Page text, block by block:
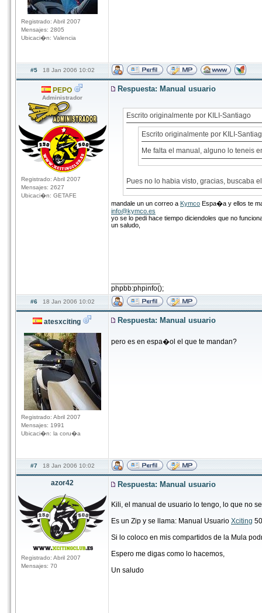
Registrado: Abril 2007
Mensajes: 2805
Ubicaci�n: Valencia
#5 18 Jan 2006 10:02
PEPO
Administrador
Registrado: Abril 2007
Mensajes: 2627
Ubicaci�n: GETAFE
Respuesta: Manual usuario
Escrito originalmente por KILI-Santiago
Escrito originalmente por KILI-
Me falta el manual, alguno lo
Pues no lo habia visto, gracias, buscaba
mandale un un correo a Kymco Espa�a y ellos te
info@kymco.es
yo se lo pedi hace tiempo diciendoles que no
un saludo,
phpbb:phpinfo();
#6 18 Jan 2006 10:02
atesxciting
Registrado: Abril 2007
Mensajes: 1991
Ubicaci�n: la coru�a
Respuesta: Manual usuario
pero es en espa�ol el que te mandan?
#7 18 Jan 2006 10:02
azor42
Registrado: Abril 2007
Mensajes: 70
Respuesta: Manual usuario
Kili, el manual de usuario lo tengo, lo que no
Es un Zip y se llama: Manual Usuario Xciting
Si lo coloco en mis compartidos de la Mula
Espero me digas como lo hacemos,
Un saludo